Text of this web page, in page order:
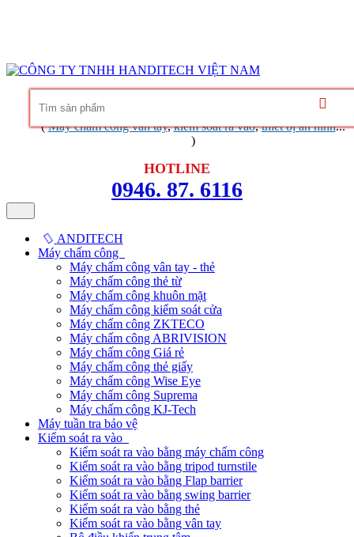
(Máy chấm công vân tay,kiểm soát ra vào,thiết bị an ninh...
)
HOTLINE
0946. 87. 6116
ANDITECH
Máy chấm công
Máy chấm công vân tay - thẻ
Máy chấm công thẻ từ
Máy chấm công khuôn mặt
Máy chấm công kiểm soát cửa
Máy chấm công ZKTECO
Máy chấm công ABRIVISION
Máy chấm công Giá rẻ
Máy chấm công thẻ giấy
Máy chấm công Wise Eye
Máy chấm công Suprema
Máy chấm công KJ-Tech
Máy tuần tra bảo vệ
Kiểm soát ra vào
Kiểm soát ra vào bằng máy chấm công
Kiểm soát ra vào bằng tripod turnstile
Kiểm soát ra vào bằng Flap barrier
Kiểm soát ra vào bằng swing barrier
Kiểm soát ra vào bằng thẻ
Kiểm soát ra vào bằng vân tay